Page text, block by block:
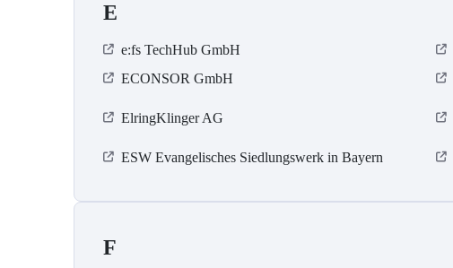
E
e:fs TechHub GmbH
ECONSOR GmbH
ElringKlinger AG
ESW Evangelisches Siedlungswerk in Bayern
F